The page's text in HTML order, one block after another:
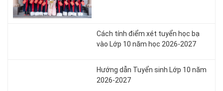
Cách tính điểm xét tuyển học bạ
vào Lớp 10 năm học 2026-2027
Hướng dẫn Tuyển sinh Lớp 10 năm
2026-2027